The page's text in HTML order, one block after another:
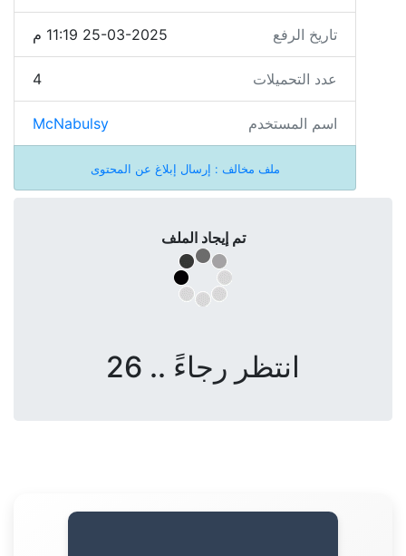
تاريخ الرفع 25-03-2025 11:19 م
عدد التحميلات 4
اسم المستخدم McNabulsy
ملف مخالف : إرسال إبلاغ عن المحتوى
تم إيجاد الملف
انتظر رجاءً .. 26